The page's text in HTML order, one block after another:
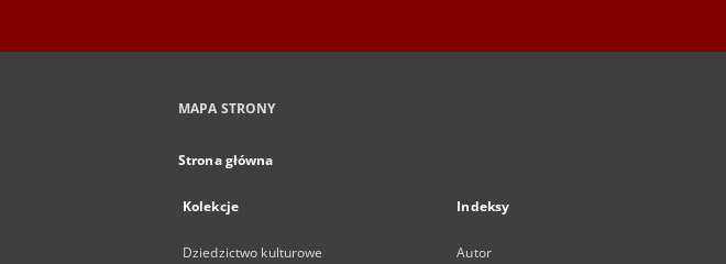
MAPA STRONY
Strona główna
Kolekcje
Dziedzictwo kulturowe
Indeksy
Autor